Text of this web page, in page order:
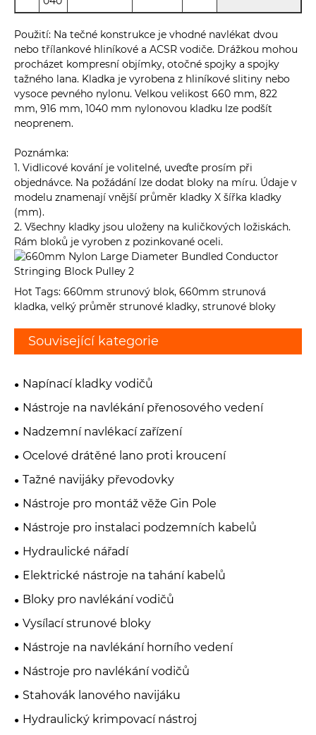
Použití: Na tečné konstrukce je vhodné navlékat dvou
nebo třílankové hliníkové a ACSR vodiče. Drážkou mohou
procházet kompresní objímky, otočné spojky a spojky
tažného lana. Kladka je vyrobena z hliníkové slitiny nebo
vysoce pevného nylonu. Velkou velikost 660 mm, 822
mm, 916 mm, 1040 mm nylonovou kladku lze podšít
neoprenem.
Poznámka:
1. Vidlicové kování je volitelné, uveďte prosím při
objednávce. Na požádání lze dodat bloky na míru. Údaje v
modelu znamenají vnější průměr kladky X šířka kladky
(mm).
2. Všechny kladky jsou uloženy na kuličkových ložiskách.
Rám bloků je vyroben z pozinkované oceli.
Hot Tags: 660mm strunový blok, 660mm strunová
kladka, velký průměr strunové kladky, strunové bloky
Související kategorie
Napínací kladky vodičů
Nástroje na navlékání přenosového vedení
Nadzemní navlékací zařízení
Ocelové drátěné lano proti kroucení
Tažné navijáky převodovky
Nástroje pro montáž věže Gin Pole
Nástroje pro instalaci podzemních kabelů
Hydraulické nářadí
Elektrické nástroje na tahání kabelů
Bloky pro navlékání vodičů
Vysílací strunové bloky
Nástroje na navlékání horního vedení
Nástroje pro navlékání vodičů
Stahovák lanového navijáku
Hydraulický krimpovací nástroj